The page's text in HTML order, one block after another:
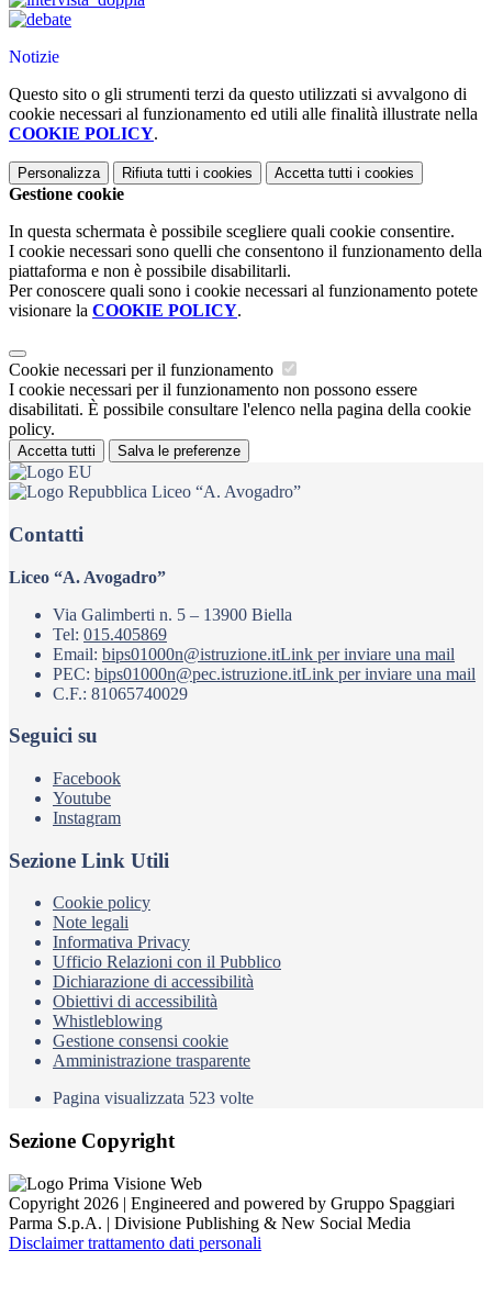
Notizie
Questo sito o gli strumenti terzi da questo utilizzati si avvalgono di
cookie necessari al funzionamento ed utili alle finalità illustrate nella
COOKIE POLICY.
Personalizza Rifiuta tutti i cookies Accetta tutti i cookies
Gestione cookie
In questa schermata è possibile scegliere quali cookie consentire.
I cookie necessari sono quelli che consentono il funzionamento della
piattaforma e non è possibile disabilitarli.
Per conoscere quali sono i cookie necessari al funzionamento potete
visionare la COOKIE POLICY.
Cookie necessari per il funzionamento
I cookie necessari per il funzionamento non possono essere
disabilitati. È possibile consultare l'elenco nella pagina della cookie
policy.
Accetta tutti Salva le preferenze
Liceo “A. Avogadro”
Contatti
Liceo “A. Avogadro”
Via Galimberti n. 5 – 13900 Biella
Tel: 015.405869
Email: bips01000n@istruzione.itLink per inviare una mail
PEC: bips01000n@pec.istruzione.itLink per inviare una mail
C.F.: 81065740029
Seguici su
Facebook
Youtube
Instagram
Sezione Link Utili
Cookie policy
Note legali
Informativa Privacy
Ufficio Relazioni con il Pubblico
Dichiarazione di accessibilità
Obiettivi di accessibilità
Whistleblowing
Gestione consensi cookie
Amministrazione trasparente
Pagina visualizzata 523 volte
Sezione Copyright
Copyright 2026 | Engineered and powered by Gruppo Spaggiari
Parma S.p.A. | Divisione Publishing & New Social Media
Disclaimer trattamento dati personali